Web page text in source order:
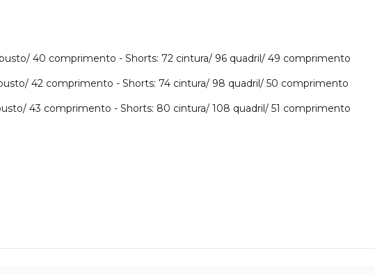
40 comprimento - Shorts: 72 cintura/ 96 quadril/ 49 comprimento
42 comprimento - Shorts: 74 cintura/ 98 quadril/ 50 comprimento
43 comprimento - Shorts: 80 cintura/ 108 quadril/ 51 comprimento